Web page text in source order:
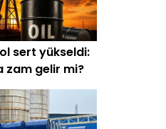
sert yükseldi:
zam gelir mi?